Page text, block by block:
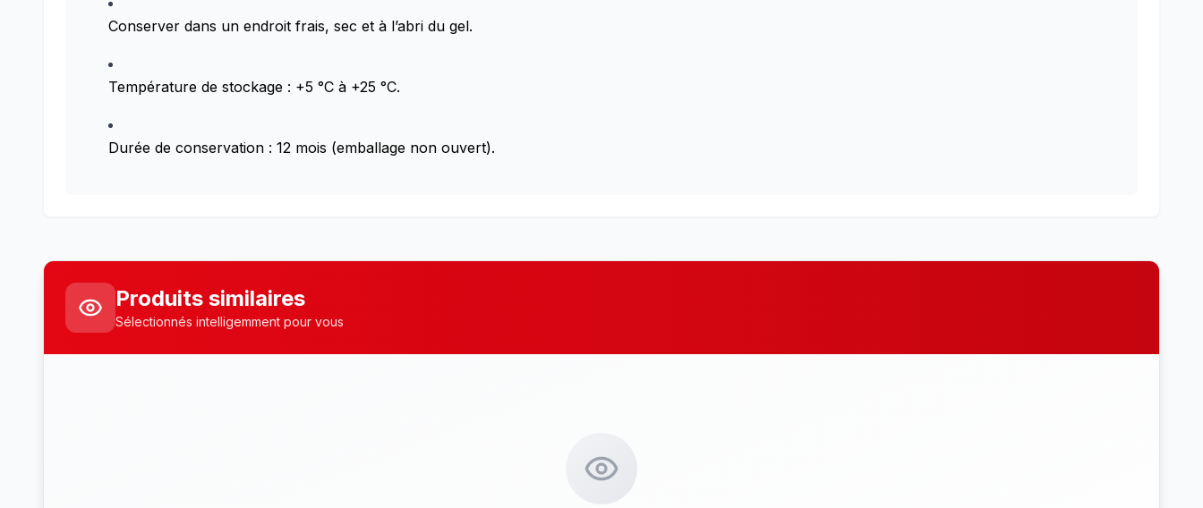
Conserver dans un endroit frais, sec et à l’abri du gel.
Température de stockage : +5 °C à +25 °C.
Durée de conservation : 12 mois (emballage non ouvert).
Produits similaires
Sélectionnés intelligemment pour vous